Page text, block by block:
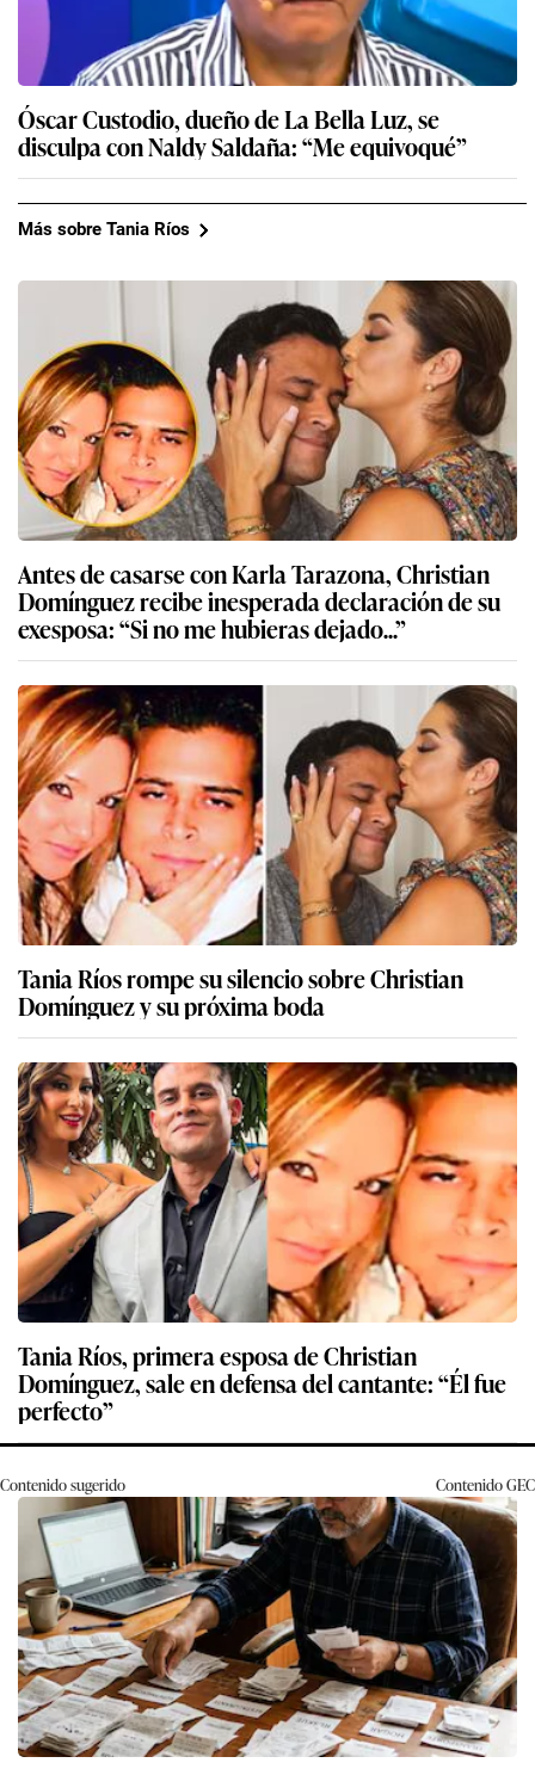
Óscar Custodio, dueño de La Bella Luz, se
disculpa con Naldy Saldaña: “Me equivoqué”
Más sobre Tania Ríos
Antes de casarse con Karla Tarazona, Christian
Domínguez recibe inesperada declaración de su
exesposa: “Si no me hubieras dejado...”
Tania Ríos rompe su silencio sobre Christian
Domínguez y su próxima boda
Tania Ríos, primera esposa de Christian
Domínguez, sale en defensa del cantante: “Él fue
perfecto”
Contenido sugerido ContenidoGEC